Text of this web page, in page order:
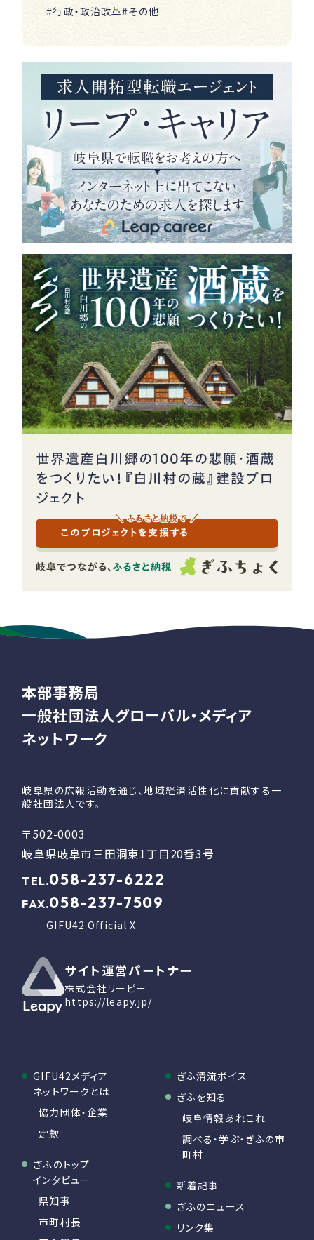
#行政・政治改革#その他
世界遺産白川郷の100年の悲願・酒蔵
をつくりたい！『白川村の蔵』建設プロ
ジェクト
このプロジェクトを支援する
＼ ふるさと納税で ／
本部事務局
一般社団法人グローバル・メディア
ネットワーク
岐阜県の広報活動を通じ、地域経済活性化に貢献する一
般社団法人です。
〒502-0003
岐阜県岐阜市三田洞東1丁目20番3号
TEL.058-237-6222
FAX.058-237-7509
GIFU42 Official X
サイト運営パートナー
株式会社リーピー
https://leapy.jp/
GIFU42メディア
ネットワークとは
協力団体・企業
定款
ぎふのトップ
インタビュー
県知事
市町村長
ぎふ清流ボイス
ぎふを知る
岐阜情報あれこれ
調べる・学ぶ・ぎふの市
町村
新着記事
ぎふのニュース
リンク集